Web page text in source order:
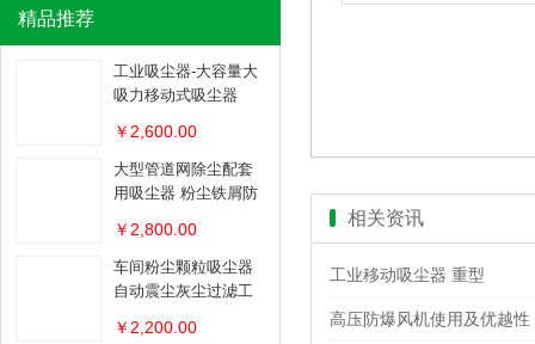
精品推荐
工业吸尘器-大容量大
吸力移动式吸尘器
￥2,600.00
大型管道网除尘配套
用吸尘器 粉尘铁屑防
￥2,800.00
车间粉尘颗粒吸尘器
自动震尘灰尘过滤工
￥2,200.00
相关资讯
工业移动吸尘器 重型
高压防爆风机使用及优越性